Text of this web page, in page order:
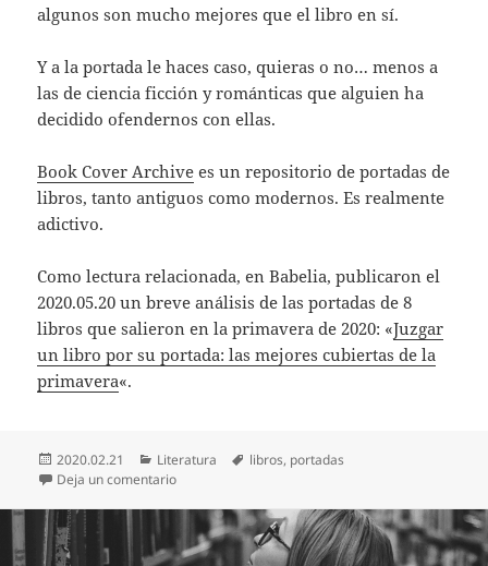
algunos son mucho mejores que el libro en sí.
Y a la portada le haces caso, quieras o no… menos a
las de ciencia ficción y románticas que alguien ha
decidido ofendernos con ellas.
Book Cover Archive es un repositorio de portadas de
libros, tanto antiguos como modernos. Es realmente
adictivo.
Como lectura relacionada, en Babelia, publicaron el
2020.05.20 un breve análisis de las portadas de 8
libros que salieron en la primavera de 2020: «Juzgar
un libro por su portada: las mejores cubiertas de la
primavera«.
Publicado
el
2020.02.21 Categorías
Literatura Etiquetas
libros, portadas
Deja un comentarioen «The Book Cover Archive», portadas de libros